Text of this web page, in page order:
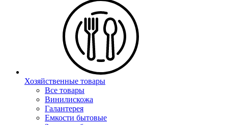
Хозяйственные товары
Все товары
Винилискожа
Галантерея
Емкости бытовые